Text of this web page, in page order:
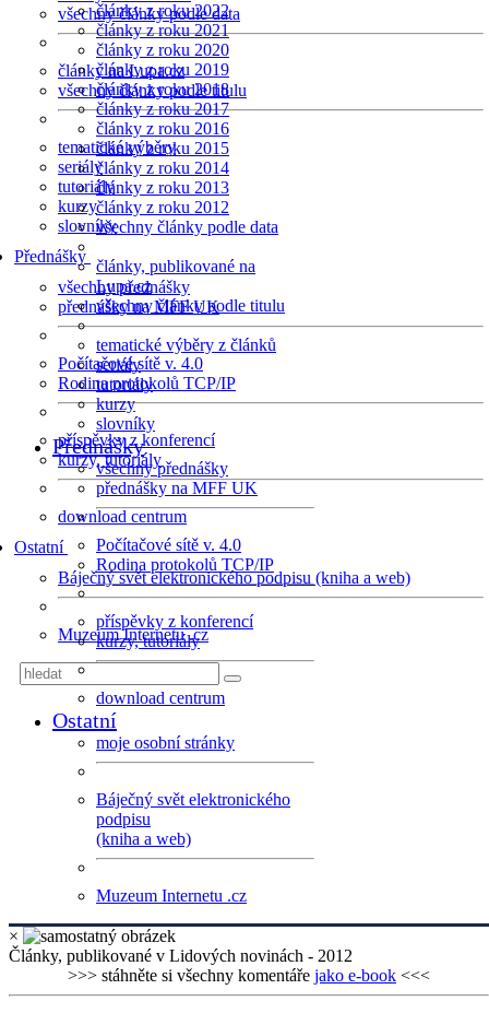
všechny články podle data
články na Lupa.cz
všechny články podle titulu
tematické výběry
seriály
tutoriály
kurzy
slovníky
Přednášky
všechny přednášky
přednášky na MFF UK
Počítačové sítě v. 4.0
Rodina protokolů TCP/IP
příspěvky z konferencí
kurzy, tutoriály
download centrum
Ostatní
Báječný svět elektronického podpisu (kniha a web)
Muzeum Internetu .cz
články z roku 2022
články z roku 2021
články z roku 2020
články z roku 2019
články z roku 2018
články z roku 2017
články z roku 2016
články z roku 2015
články z roku 2014
články z roku 2013
články z roku 2012
všechny články podle data
články, publikované na
Lupa.cz
všechny články podle titulu
tematické výběry z článků
seriály
tutoriály
kurzy
slovníky
Přednášky
všechny přednášky
přednášky na MFF UK
Počítačové sítě v. 4.0
Rodina protokolů TCP/IP
příspěvky z konferencí
kurzy, tutoriály
download centrum
Ostatní
moje osobní stránky
Báječný svět elektronického
podpisu
(kniha a web)
Muzeum Internetu .cz
×
Články, publikované v Lidových novinách - 2012
>>> stáhněte si všechny komentáře jako e-book <<<